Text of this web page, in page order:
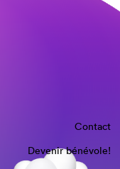
Contact
Devenir bénévole!